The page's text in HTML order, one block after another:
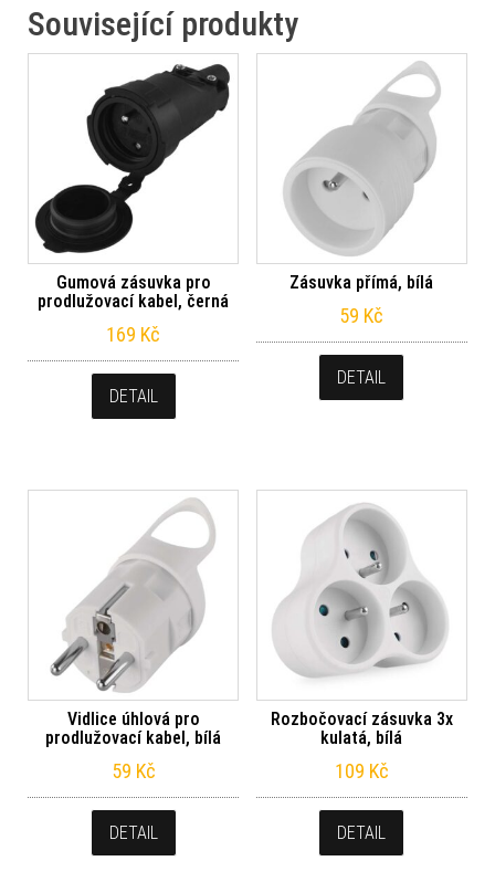
Související produkty
Gumová zásuvka pro
prodlužovací kabel, černá
169 Kč
DETAIL
Zásuvka přímá, bílá
59 Kč
DETAIL
Vidlice úhlová pro
prodlužovací kabel, bílá
59 Kč
DETAIL
Rozbočovací zásuvka 3x
kulatá, bílá
109 Kč
DETAIL